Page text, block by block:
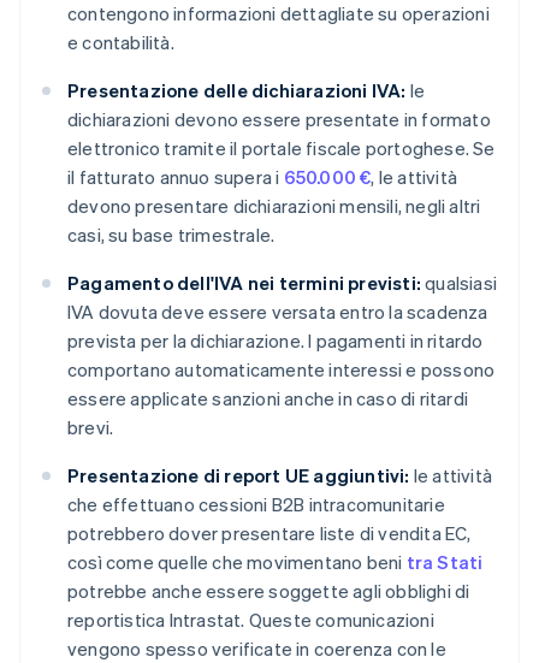
contengono informazioni dettagliate su operazioni
e contabilità.
Presentazione delle dichiarazioni IVA: le
dichiarazioni devono essere presentate in formato
elettronico tramite il portale fiscale portoghese. Se
il fatturato annuo supera i 650.000 €, le attività
devono presentare dichiarazioni mensili, negli altri
casi, su base trimestrale.
Pagamento dell'IVA nei termini previsti: qualsiasi
IVA dovuta deve essere versata entro la scadenza
prevista per la dichiarazione. I pagamenti in ritardo
comportano automaticamente interessi e possono
essere applicate sanzioni anche in caso di ritardi
brevi.
Presentazione di report UE aggiuntivi: le attività
che effettuano cessioni B2B intracomunitarie
potrebbero dover presentare liste di vendita EC,
così come quelle che movimentano beni tra Stati
potrebbe anche essere soggette agli obblighi di
reportistica Intrastat. Queste comunicazioni
vengono spesso verificate in coerenza con le